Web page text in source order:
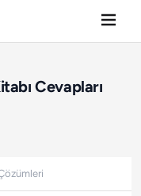
Cevapları